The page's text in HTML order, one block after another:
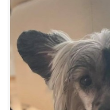
MOJA TVORBA
KONTAKT